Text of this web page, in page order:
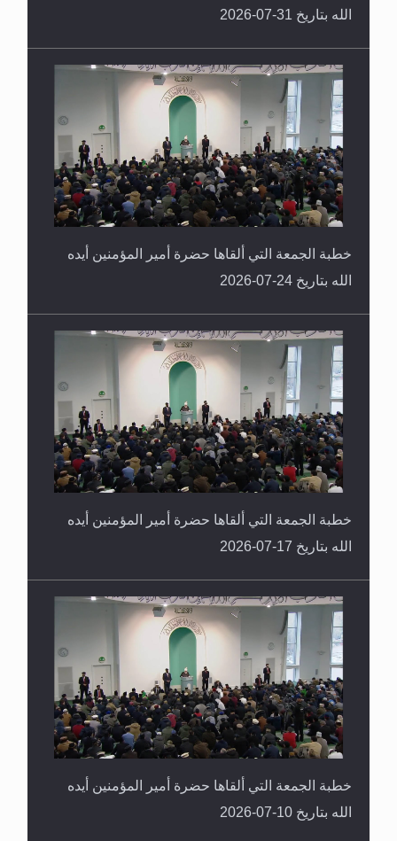
الله بتاريخ 31-07-2026
خطبة الجمعة التي ألقاها حضرة أمير المؤمنين أيده
الله بتاريخ 24-07-2026
خطبة الجمعة التي ألقاها حضرة أمير المؤمنين أيده
الله بتاريخ 17-07-2026
خطبة الجمعة التي ألقاها حضرة أمير المؤمنين أيده
الله بتاريخ 10-07-2026